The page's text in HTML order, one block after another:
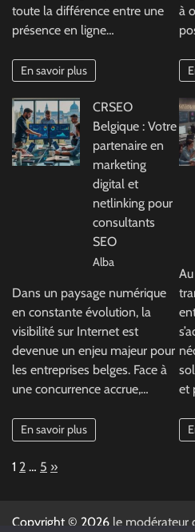
toute la différence entre une
présence en ligne…
En savoir plus
à
CRSEO
Belgique : Votre
partenaire en
marketing
digital et
netlinking pour
consultants
SEO
Alba
Dans un paysage numérique
en constante évolution, la
visibilité sur Internet est
devenue un enjeu majeur pour
les entreprises belges. Face à
une concurrence accrue,…
En savoir plus
et
Page:
1 2 … 5 Next
»
Copyright © 2026 le modérateur